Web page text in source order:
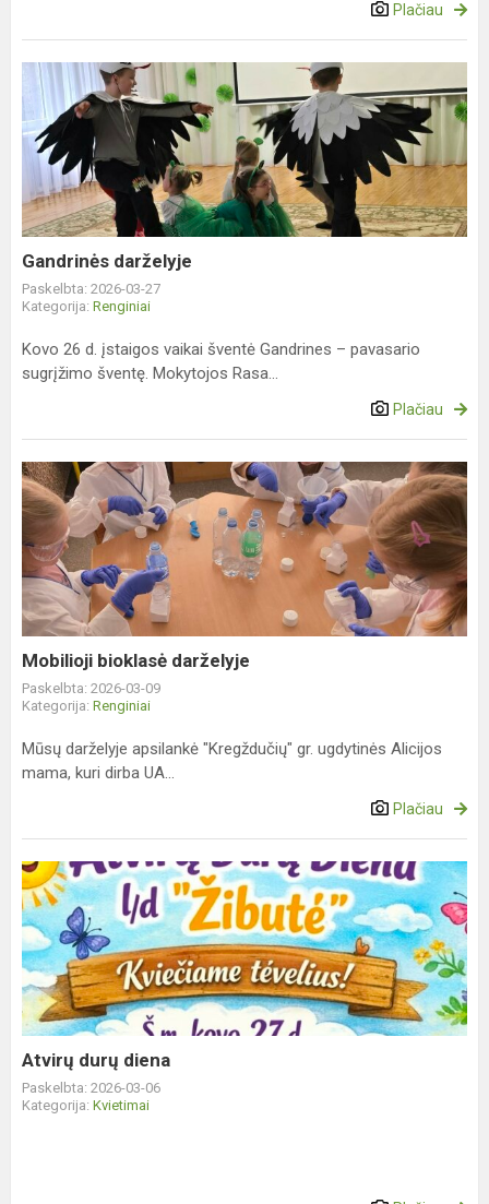
Plačiau
Gandrinės
darželyje
Gandrinės darželyje
Paskelbta: 2026-03-27
Kategorija: Renginiai
Kovo 26 d. įstaigos vaikai šventė Gandrines – pavasario
sugrįžimo šventę. Mokytojos Rasa...
Plačiau
Mobilioji
bioklasė
darželyje
Mobilioji bioklasė darželyje
Paskelbta: 2026-03-09
Kategorija: Renginiai
Mūsų darželyje apsilankė "Kregždučių" gr. ugdytinės Alicijos
mama, kuri dirba UA...
Plačiau
Atvirų
durų
diena
Atvirų durų diena
Paskelbta: 2026-03-06
Kategorija: Kvietimai